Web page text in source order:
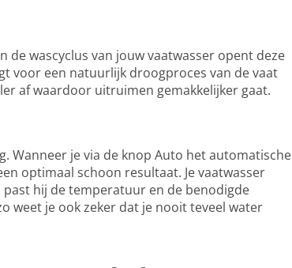
de wascyclus van jouw vaatwasser opent deze
voor een natuurlijk droogproces van de vaat
af waardoor uitruimen gemakkelijker gaat.
Wanneer je via de knop Auto het automatische
optimaal schoon resultaat. Je vaatwasser
hij de temperatuur en de benodigde
weet je ook zeker dat je nooit teveel water